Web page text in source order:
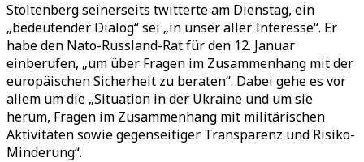
Stoltenberg seinerseits twitterte am Dienstag, ein
„bedeutender Dialog“ sei „in unser aller Interesse“. Er
habe den Nato-Russland-Rat für den 12. Januar
einberufen, „um über Fragen im Zusammenhang mit der
europäischen Sicherheit zu beraten“. Dabei gehe es vor
allem um die „Situation in der Ukraine und um sie
herum, Fragen im Zusammenhang mit militärischen
Aktivitäten sowie gegenseitiger Transparenz und Risiko-
Minderung“.